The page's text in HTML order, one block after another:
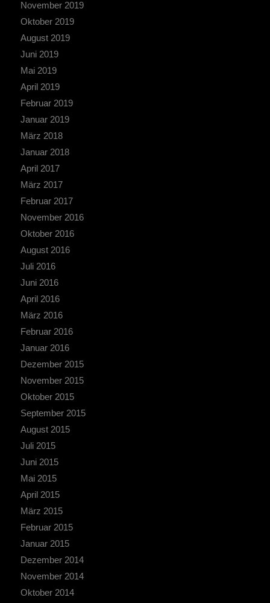
November 2019
Oktober 2019
August 2019
Juni 2019
Mai 2019
April 2019
Februar 2019
Januar 2019
März 2018
Januar 2018
April 2017
März 2017
Februar 2017
November 2016
Oktober 2016
August 2016
Juli 2016
Juni 2016
April 2016
März 2016
Februar 2016
Januar 2016
Dezember 2015
November 2015
Oktober 2015
September 2015
August 2015
Juli 2015
Juni 2015
Mai 2015
April 2015
März 2015
Februar 2015
Januar 2015
Dezember 2014
November 2014
Oktober 2014